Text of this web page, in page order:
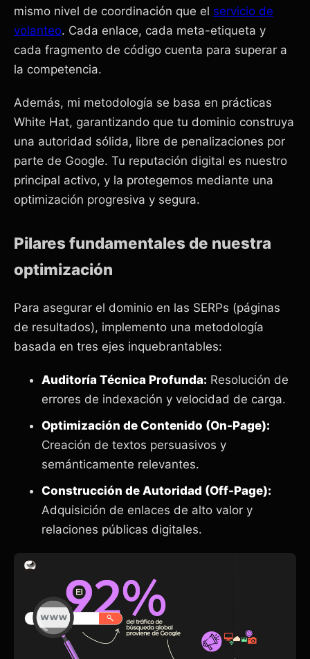
mismo nivel de coordinación que el servicio de
volanteo. Cada enlace, cada meta-etiqueta y
cada fragmento de código cuenta para superar a
la competencia.
Además, mi metodología se basa en prácticas
White Hat, garantizando que tu dominio construya
una autoridad sólida, libre de penalizaciones por
parte de Google. Tu reputación digital es nuestro
principal activo, y la protegemos mediante una
optimización progresiva y segura.
Pilares fundamentales de nuestra
optimización
Para asegurar el dominio en las SERPs (páginas
de resultados), implemento una metodología
basada en tres ejes inquebrantables:
Auditoría Técnica Profunda: Resolución de
errores de indexación y velocidad de carga.
Optimización de Contenido (On-Page):
Creación de textos persuasivos y
semánticamente relevantes.
Construcción de Autoridad (Off-Page):
Adquisición de enlaces de alto valor y
relaciones públicas digitales.